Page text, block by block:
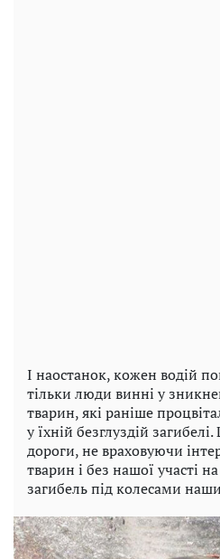
І наостанок, кожен водій
тільки люди винні у
тварин, які раніше
у їхній безглуздій
дороги, не враховуючи
тварин і без нашої участі
загибель під колесами